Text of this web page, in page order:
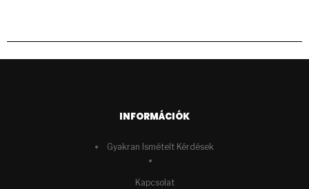
INFORMÁCIÓK
Gyakran Ismételt Kérdések
Kapcsolat